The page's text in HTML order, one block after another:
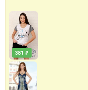
381 ₽